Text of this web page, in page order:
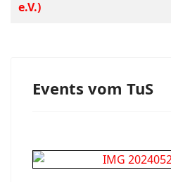
e.V.)
Events vom TuS